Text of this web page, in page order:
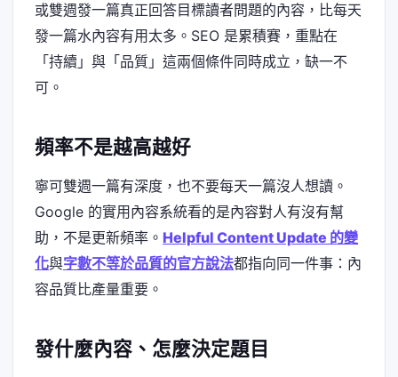
或雙週發一篇真正回答目標讀者問題的內容，比每天
發一篇水內容有用太多。SEO 是累積賽，重點在
「持續」與「品質」這兩個條件同時成立，缺一不
可。
頻率不是越高越好
寧可雙週一篇有深度，也不要每天一篇沒人想讀。
Google 的實用內容系統看的是內容對人有沒有幫
助，不是更新頻率。 Helpful Content Update 的變
化與字數不等於品質的官方說法都指向同一件事：內
容品質比產量重要。
發什麼內容、怎麼決定題目